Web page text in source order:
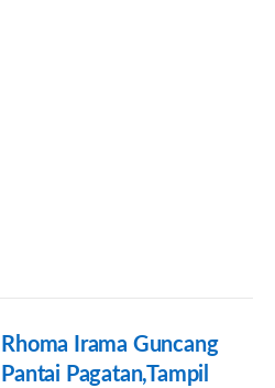
Rhoma Irama Guncang
Pantai Pagatan,Tampil